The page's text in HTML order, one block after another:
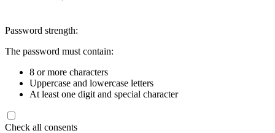
Password strength:
The password must contain:
8 or more characters
Uppercase and lowercase letters
At least one digit and special character
Check all consents